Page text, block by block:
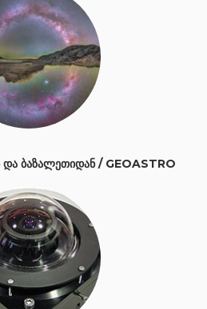
ᲓᲐ ᲑᲐᲖᲐᲚᲔᲗᲘᲓᲐᲜ / GEOASTRO